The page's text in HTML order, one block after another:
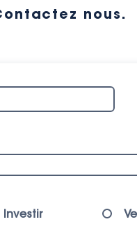
nous.
Investir